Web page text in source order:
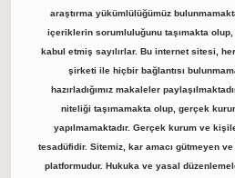
araştırma yükümlülüğümüz
içeriklerin sorumluluğunu taşımakta
kabul etmiş sayılırlar. Bu internet sitesi,
şirketi ile hiçbir bağlantısı
hazırladığımız makaleler
niteliği taşımamakta olup, gerçek
yapılmamaktadır. Gerçek kurum ve
tesadüfidir. Sitemiz, kar amacı gütmeyen
platformudur. Hukuka ve yasal